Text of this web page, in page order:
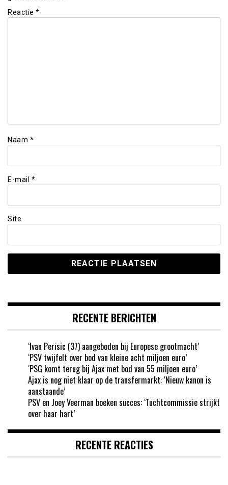
Reactie *
Naam *
E-mail *
Site
RECENTE BERICHTEN
‘Ivan Perisic (37) aangeboden bij Europese grootmacht’
‘PSV twijfelt over bod van kleine acht miljoen euro’
‘PSG komt terug bij Ajax met bod van 55 miljoen euro’
Ajax is nog niet klaar op de transfermarkt: ‘Nieuw kanon is
aanstaande’
PSV en Joey Veerman boeken succes: ‘Tuchtcommissie strijkt
over haar hart’
RECENTE REACTIES